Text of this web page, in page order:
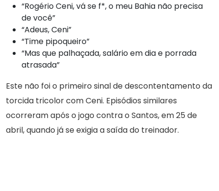
“Rogério Ceni, vá se f*, o meu Bahia não precisa
de você”
“Adeus, Ceni”
“Time pipoqueiro”
“Mas que palhaçada, salário em dia e porrada
atrasada”
Este não foi o primeiro sinal de descontentamento da
torcida tricolor com Ceni. Episódios similares
ocorreram após o jogo contra o Santos, em 25 de
abril, quando já se exigia a saída do treinador.